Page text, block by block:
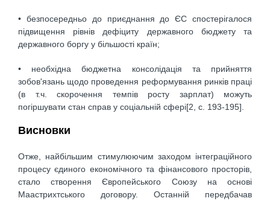
• безпосередньо до приєднання до ЄС спостерігалося
підвищення рівнів дефіциту державного бюджету та
державного боргу у більшості країн;
• необхідна бюджетна консолідація та прийняття
зобов'язань щодо проведення реформування ринків праці
(в т.ч. скорочення темпів росту зарплат) можуть
погіршувати стан справ у соціальній сфері[2, c. 193-195].
Висновки
Отже, найбільшим стимулюючим заходом інтеграційного
процесу єдиного економічного та фінансового просторів,
стало створення Європейського Союзу на основі
Маастрихтського договору. Останній передбачав